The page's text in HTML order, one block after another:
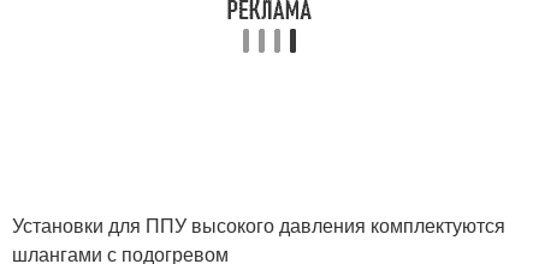
Установки для ППУ высокого давления комплектуются
шлангами с подогревом